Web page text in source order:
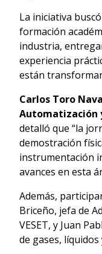
La iniciativa
formación
industria,
experiencia
están
Carlos Toro
Automatización
detalló que “la
demostración
instrumentación
avances en esta
Además,
Briceño, jefa de
VESET, y Juan
de gases,